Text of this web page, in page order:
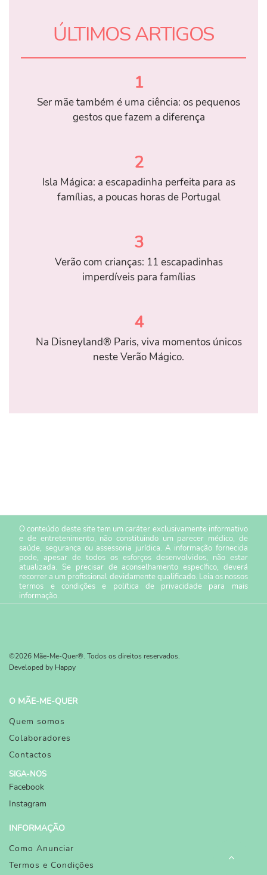
ÚLTIMOS ARTIGOS
1
Ser mãe também é uma ciência: os pequenos
gestos que fazem a diferença
2
Isla Mágica: a escapadinha perfeita para as
famílias, a poucas horas de Portugal
3
Verão com crianças: 11 escapadinhas
imperdíveis para famílias
4
Na Disneyland® Paris, viva momentos únicos
neste Verão Mágico.
O conteúdo deste site tem um caráter exclusivamente informativo
e de entretenimento, não constituindo um parecer médico, de
saúde, segurança ou assessoria jurídica. A informação fornecida
pode, apesar de todos os esforços desenvolvidos, não estar
atualizada. Se precisar de aconselhamento específico, deverá
recorrer a um profissional devidamente qualificado. Leia os nossos
termos e condiçõese política de privacidade para mais
informação.
©2026 Mãe-Me-Quer®. Todos os direitos reservados.
Developed by Happy
O MÃE-ME-QUER
Quem somos
Colaboradores
Contactos
SIGA-NOS
Facebook
Instagram
INFORMAÇÃO
Como Anunciar
Termos e Condições